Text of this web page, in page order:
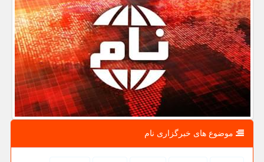
موضوع های خبرگزاری نام